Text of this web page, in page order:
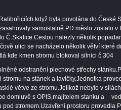
když byla povolána do České
samostatně.PD město zůstalo v
Č.Skalice.Cestou nalezly několik
ulici se nacházelo několik větví které
kde kmen stromu blokoval silnici č.304
odstranění plechové střechy
na stánek a lavičky.Jednotka
větve ze stromu.Jelikož nebylo v
domluvě s OPIS,majitelem stanku a
stromem.Uzavření prostoru provedla